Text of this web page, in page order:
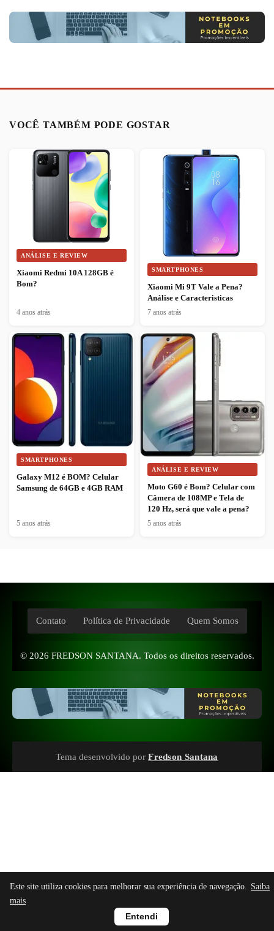
VOCÊ TAMBÉM PODE GOSTAR
ANÁLISE E REVIEW
Xiaomi Redmi 10A 128GB é
Bom?
4 anos atrás
SMARTPHONES
Xiaomi Mi 9T Vale a Pena?
Análise e Caracteristicas
7 anos atrás
SMARTPHONES
Galaxy M12 é BOM? Celular
Samsung de 64GB e 4GB RAM
5 anos atrás
ANÁLISE E REVIEW
Moto G60 é Bom? Celular com
Câmera de 108MP e Tela de
120 Hz, será que vale a pena?
5 anos atrás
Contato Política de Privacidade Quem Somos
© 2026 FREDSON SANTANA. Todos os direitos reservados.
Tema desenvolvido por Fredson Santana
Este site utiliza cookies para melhorar sua experiência de navegação. Saiba
mais
Entendi